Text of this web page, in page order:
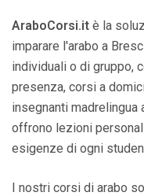
AraboCorsi.it è la
imparare l'arabo a
individuali o di gruppo,
presenza, corsi a
insegnanti madrelingua
offrono lezioni
esigenze di ogni
I nostri corsi di arabo